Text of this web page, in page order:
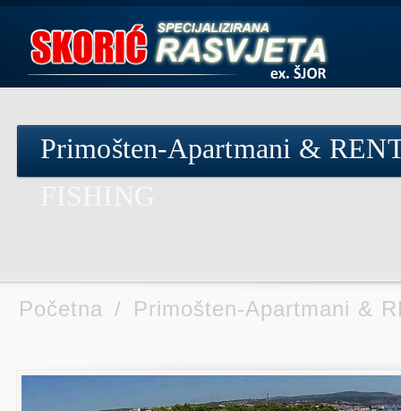
Primošten-Apartmani &
Početna / Primošten-Apartmani &